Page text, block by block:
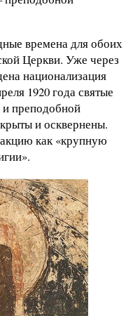
времена для обоих
Церкви. Уже через
национализация
1920 года святые
преподобной
и осквернены.
как «крупную